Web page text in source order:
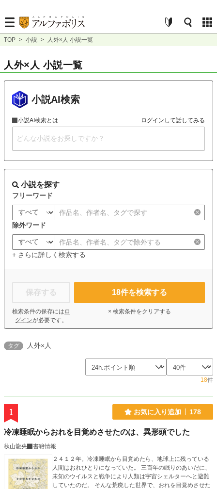
TOP > 小説 > 人外×人 小説一覧
人外×人 小説一覧
小説AI検索
小説AI検索とは ログインして話してみる
小説を探す
フリーワード
除外ワード
+ さらに詳しく検索する
保存する
検索条件の保存には ロ
グインが必要です。
18件を検索する
× 検索条件をクリアする
タグ 人外×人
18件
1 お気に入り追加 178
冷凍睡眠からおれを目覚めさせたのは、異形頭でした
秋山龍央
書籍情報
２４１２年。冷凍睡眠から目覚めたら、地球上に残っている
人間はおれひとりになっていた。 三百年の眠りのあいだに、
未知のウイルスと戦争により人類は宇宙シェルターへと避難
していたのだ。 そんな荒廃した世界で、おれを目覚めさせた